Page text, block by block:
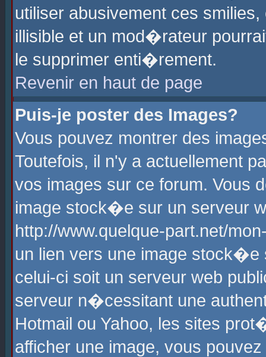
utiliser abusivement ces
illisible et un mod�rateur
le supprimer enti�rement.
Revenir en haut de page
Puis-je poster des Images?
Vous pouvez montrer des
Toutefois, il n'y a actuellement
vos images sur ce forum. Vous
image stock�e sur un serveur
http://www.quelque-part.net/
un lien vers une image
celui-ci soit un serveur web
serveur n�cessitant une
Hotmail ou Yahoo, les sites
afficher une image, vous